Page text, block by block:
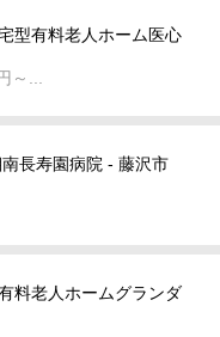
型有料老人ホーム医心
...
長寿園病院 - 藤沢市
料老人ホームグランダ